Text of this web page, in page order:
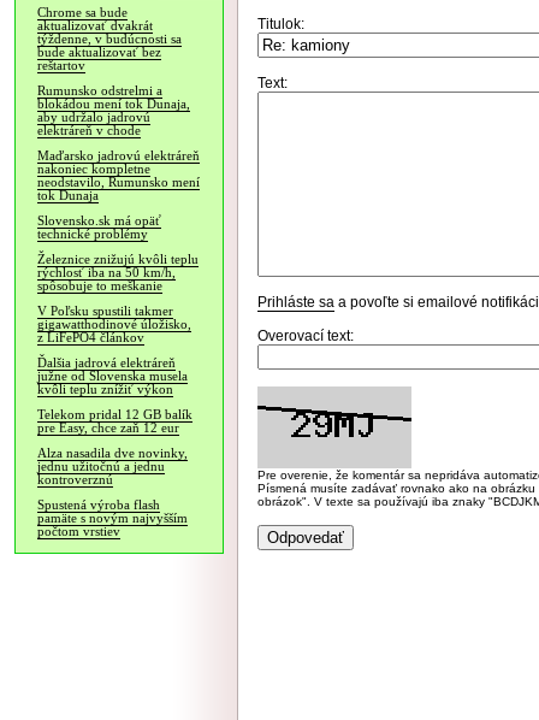
Chrome sa bude
aktualizovať dvakrát
týždenne, v budúcnosti sa
bude aktualizovať bez
reštartov
Rumunsko odstrelmi a
blokádou mení tok Dunaja,
aby udržalo jadrovú
elektráreň v chode
Maďarsko jadrovú elektráreň
nakoniec kompletne
neodstavilo, Rumunsko mení
tok Dunaja
Slovensko.sk má opäť
technické problémy
Železnice znižujú kvôli teplu
rýchlosť iba na 50 km/h,
spôsobuje to meškanie
V Poľsku spustili takmer
gigawatthodinové úložisko,
z LiFePO4 článkov
Ďalšia jadrová elektráreň
južne od Slovenska musela
kvôli teplu znížiť výkon
Telekom pridal 12 GB balík
pre Easy, chce zaň 12 eur
Alza nasadila dve novinky,
jednu užitočnú a jednu
kontroverznú
Spustená výroba flash
pamäte s novým najvyšším
počtom vrstiev
Titulok:
Text:
Prihláste sa a povoľte si emailové
Overovací text:
Pre overenie, že komentár sa nepridáva
Písmená musíte zadávať rovnako ako na
obrázok". V texte sa používajú iba znaky